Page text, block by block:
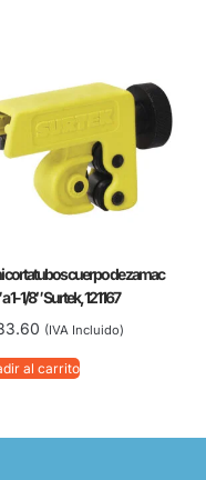
cortatubos cuerpo de zamac
1-1/8″ Surtek, 121167
(IVA Incluido)
al carrito